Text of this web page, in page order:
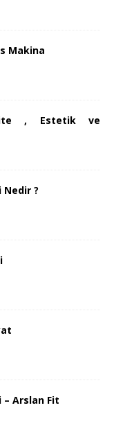
Makina
, Estetik ve
?
Arslan Fit